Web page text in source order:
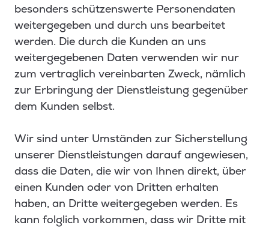
besonders schützenswerte Personendaten
weitergegeben und durch uns bearbeitet
werden. Die durch die Kunden an uns
weitergegebenen Daten verwenden wir nur
zum vertraglich vereinbarten Zweck, nämlich
zur Erbringung der Dienstleistung gegenüber
dem Kunden selbst.
Wir sind unter Umständen zur Sicherstellung
unserer Dienstleistungen darauf angewiesen,
dass die Daten, die wir von Ihnen direkt, über
einen Kunden oder von Dritten erhalten
haben, an Dritte weitergegeben werden. Es
kann folglich vorkommen, dass wir Dritte mit